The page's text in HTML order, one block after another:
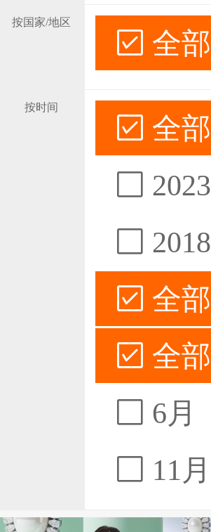
按国家/地区
全部
按时间
全部
2023
2018
全部
全部
6月
11月